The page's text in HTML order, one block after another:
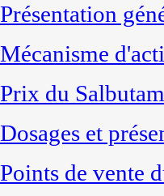
Présentation
Mécanisme
Prix du
Dosages et
Points de vente